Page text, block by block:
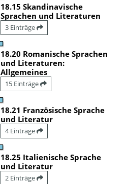
18.15 Skandinavische
Sprachen und Literaturen
3 Einträge
18.20 Romanische Sprachen
und Literaturen:
Allgemeines
15 Einträge
18.21 Französische Sprache
und Literatur
4 Einträge
18.25 Italienische Sprache
und Literatur
2 Einträge